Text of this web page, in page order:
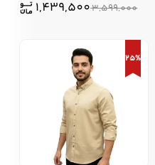
3,599,000
1,439,500
25%